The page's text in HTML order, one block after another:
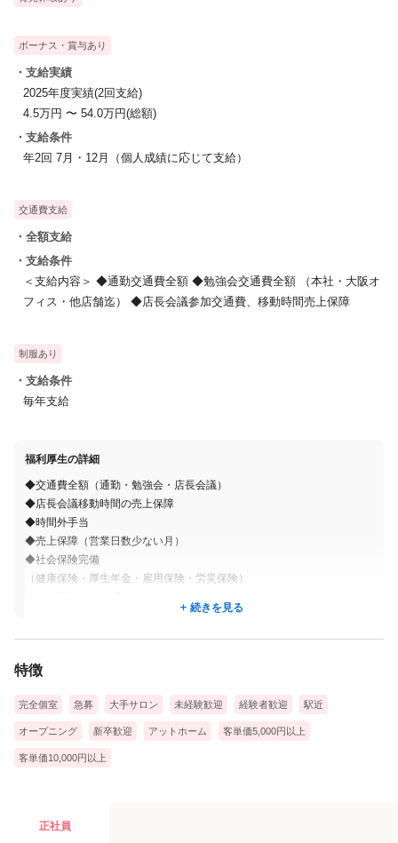
入社後まずは約1ヶ月間、整体スクールと同じ技術を
じっくり基礎から身につけます。
研修終了後はお祝い金15万円を支給します。
ボーナス・賞与あり
・支給実績
2025年度実績(2回支給)
4.5万円 〜 54.0万円(総額)
・支給条件
年2回 7月・12月（個人成績に応じて支給）
交通費支給
・全額支給
・支給条件
＜支給内容＞ ◆通勤交通費全額 ◆勉強会交通費全額 （本社・大阪オ
フィス・他店舗迄） ◆店長会議参加交通費、移動時間売上保障
制服あり
・支給条件
毎年支給
福利厚生の詳細
◆交通費全額（通勤・勉強会・店長会議）
◆店長会議移動時間の売上保障
◆時間外手当
◆売上保障（営業日数少ない月）
◆社会保険完備
（健康保険・厚生年金・雇用保険・労災保険）
バックアップ勉強会（月2回）
（外部参加1回￥66000）
◆研修制度（全額会社負担）
◆入社お祝金15万円
◆無料ファミリー施術制度
続きを見る
特徴
完全個室 急募 大手サロン 未経験歓迎 経験者歓迎 駅近
オープニング 新卒歓迎 アットホーム 客単価5,000円以上
客単価10,000円以上
正社員